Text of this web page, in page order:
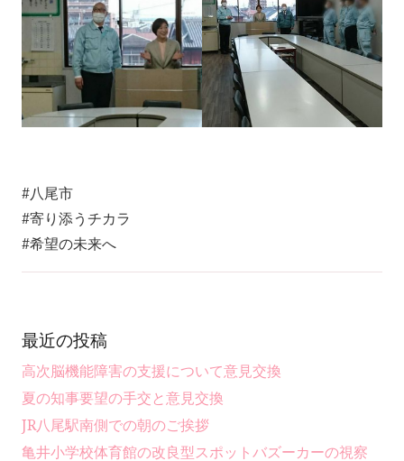
#八尾市
#寄り添うチカラ
#希望の未来へ
最近の投稿
高次脳機能障害の支援について意見交換
夏の知事要望の手交と意見交換
JR八尾駅南側での朝のご挨拶
亀井小学校体育館の改良型スポットバズーカーの視察